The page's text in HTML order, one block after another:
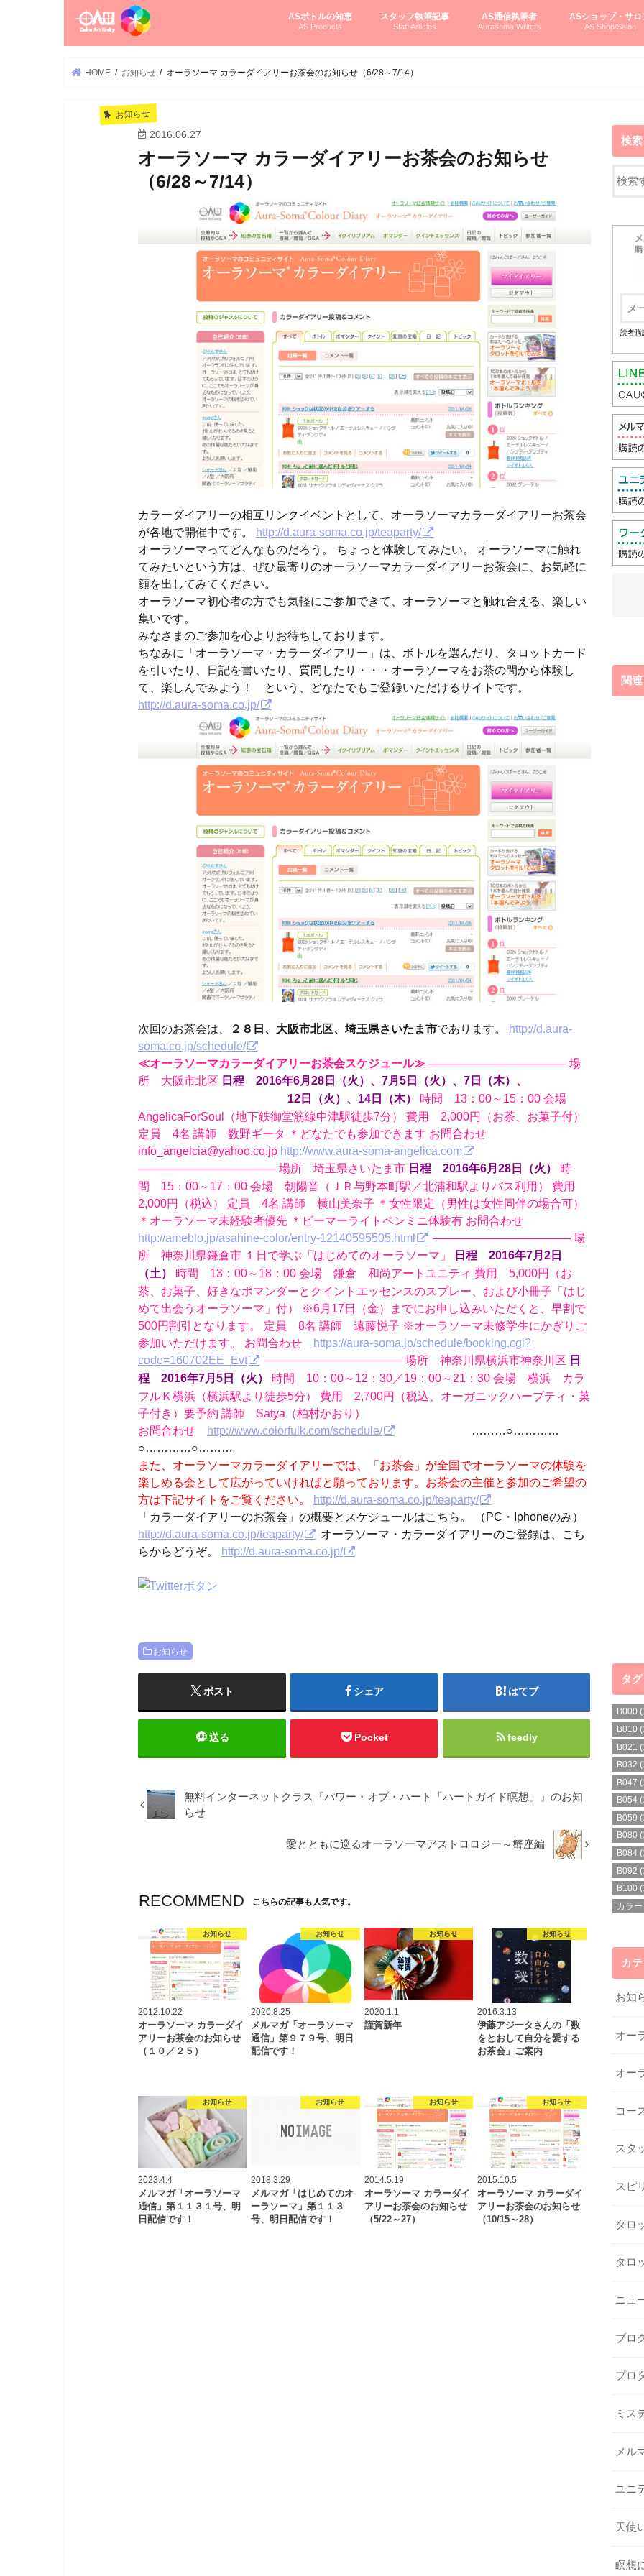
ASボトルの知恵
AS Products
スタッフ執筆記事
Staff Articles
AS通信執筆者
Aurasoma Writers
ASショップ・サロ
AS Shop/Salon
HOME お知らせ オーラソーマ カラーダイアリーお茶会のお知らせ（6/28～7/14）
お知らせ
2016.06.27
オーラソーマ カラーダイアリーお茶会のお知らせ
（6/28～7/14）
カラーダイアリーの相互リンクイベントとして、オーラソーマカラーダイアリーお茶会
が各地で開催中です。 http://d.aura-soma.co.jp/teaparty/
オーラソーマってどんなものだろう。 ちょっと体験してみたい。 オーラソーマに触れ
てみたいという方は、ぜひ最寄りのオーラソーマカラーダイアリーお茶会に、お気軽に
顔を出してみてください。
オーラソーマ初心者の方でも気軽にご参加できて、オーラソーマと触れ合える、楽しい
集いです。
みなさまのご参加を心よりお待ちしております。
ちなみに「オーラソーマ・カラーダイアリー」は、ボトルを選んだり、タロットカード
を引いたり、日記を書いたり、質問したり・・・オーラソーマをお茶の間から体験し
て、楽しんでみよう！ という、どなたでもご登録いただけるサイトです。
http://d.aura-soma.co.jp/
次回のお茶会は、 ２８日、大阪市北区、埼玉県さいたま市であります。 http://d.aura-
soma.co.jp/schedule/
≪オーラソーマカラーダイアリーお茶会スケジュール≫ ———————————— 場
所 大阪市北区 日程 2016年6月28日（火）、7月5日（火）、7日（木）、
12日（火）、14日（木）
時間 13：00～15：00 会場
AngelicaForSoul（地下鉄御堂筋線中津駅徒歩7分） 費用 2,000円（お茶、お菓子付）
定員 4名 講師 数野ギータ ＊どなたでも参加できます お問合わせ
info_angelcia@yahoo.co.jp http://www.aura-soma-angelica.com
———————————— 場所 埼玉県さいたま市 日程 2016年6月28日（火）
時
間 15：00～17：00 会場 朝陽音（ＪＲ与野本町駅／北浦和駅よりバス利用） 費用
2,000円（税込） 定員 4名 講師 横山美奈子 ＊女性限定（男性は女性同伴の場合可）
＊オーラソーマ未経験者優先 ＊ビーマーライトペンミニ体験有 お問合わせ
http://ameblo.jp/asahine-color/entry-12140595505.html
———————————— 場
所 神奈川県鎌倉市 １日で学ぶ「はじめてのオーラソーマ」
日程 2016年7月2日
（土）
時間 13：00～18：00 会場 鎌倉 和尚アートユニティ 費用 5,000円（お
茶、お菓子、好きなポマンダーとクイントエッセンスのスプレー、および小冊子「はじ
めて出会うオーラソーマ」付） ※6月17日（金）までにお申し込みいただくと、早割で
500円割引となります。 定員 8名 講師 遠藤悦子 ※オーラソーマ未修学生にかぎりご
参加いただけます。 お問合わせ https://aura-soma.jp/schedule/booking.cgi?
code=160702EE_Evt
———————————— 場所 神奈川県横浜市神奈川区 日
程 2016年7月5日（火）
時間 10：00～12：30／19：00～21：30 会場 横浜 カラ
フルＫ横浜（横浜駅より徒歩5分） 費用 2,700円（税込、オーガニックハーブティ・菓
子付き）要予約 講師 Satya（柏村かおり）
お問合わせ http://www.colorfulk.com/schedule/
………○…………
○…………○………
また、オーラソーマカラーダイアリーでは、「お茶会」が全国でオーラソーマの体験を
楽しめる会として広がっていければと願っております。お茶会の主催と参加のご希望の
方は下記サイトをご覧ください。
http://d.aura-soma.co.jp/teaparty/
「カラーダイアリーのお茶会」の概要とスケジュールはこちら。 （PC・Iphoneのみ）
http://d.aura-soma.co.jp/teaparty/
オーラソーマ・カラーダイアリーのご登録は、こち
らからどうぞ。 http://d.aura-soma.co.jp/
お知らせ
ポスト シェア はてブ
送る Pocket feedly
無料インターネットクラス『パワー・オブ・ハート「ハートガイド瞑想」』のお知
らせ
愛とともに巡るオーラソーマアストロロジー～蟹座編
RECOMMEND こちらの記事も人気です。
お知らせ
2012.10.22
オーラソーマ カラーダイ
アリーお茶会のお知らせ
（１０／２５）
お知らせ
2020.8.25
メルマガ「オーラソーマ
通信」第９７９号、明日
配信です！
お知らせ
2020.1.1
謹賀新年
お知らせ
2016.3.13
伊藤アジータさんの「数
をとおして自分を愛する
お茶会」ご案内
お知らせ
2023.4.4
メルマガ「オーラソーマ
通信」第１１３１号、明
日配信です！
お知らせ
2018.3.29
メルマガ「はじめてのオ
ーラソーマ」第１１３
号、明日配信です！
お知らせ
2014.5.19
オーラソーマ カラーダイ
アリーお茶会のお知らせ
（5/22～27）
お知らせ
2015.10.5
オーラソーマ カラーダイ
アリーお茶会のお知らせ
（10/15～28）
検索
読者購
関
タ
B000
B010
B021
B032
B047
B054
B059
B080
B084
B092
B100
カラ
カ
お知
オー
オー
コー
スタ
スピ
タロ
タロ
ニュ
ブロ
プロ
ミス
メル
ユニ
天使
瞑想